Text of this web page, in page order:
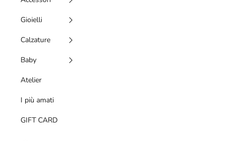
Gioielli
Calzature
Baby
Atelier
I più amati
GIFT CARD